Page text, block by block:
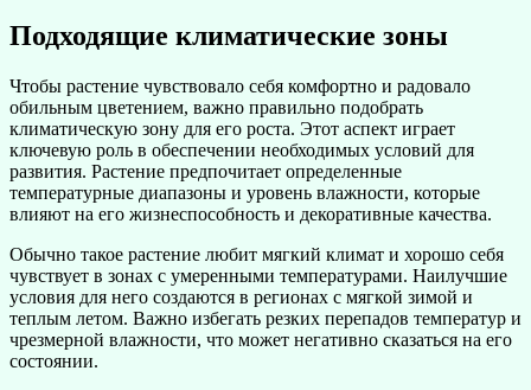
Подходящие климатические зоны
Чтобы растение чувствовало себя комфортно и радовало
обильным цветением, важно правильно подобрать
климатическую зону для его роста. Этот аспект играет
ключевую роль в обеспечении необходимых условий для
развития. Растение предпочитает определенные
температурные диапазоны и уровень влажности, которые
влияют на его жизнеспособность и декоративные качества.
Обычно такое растение любит мягкий климат и хорошо себя
чувствует в зонах с умеренными температурами. Наилучшие
условия для него создаются в регионах с мягкой зимой и
теплым летом. Важно избегать резких перепадов температур и
чрезмерной влажности, что может негативно сказаться на его
состоянии.